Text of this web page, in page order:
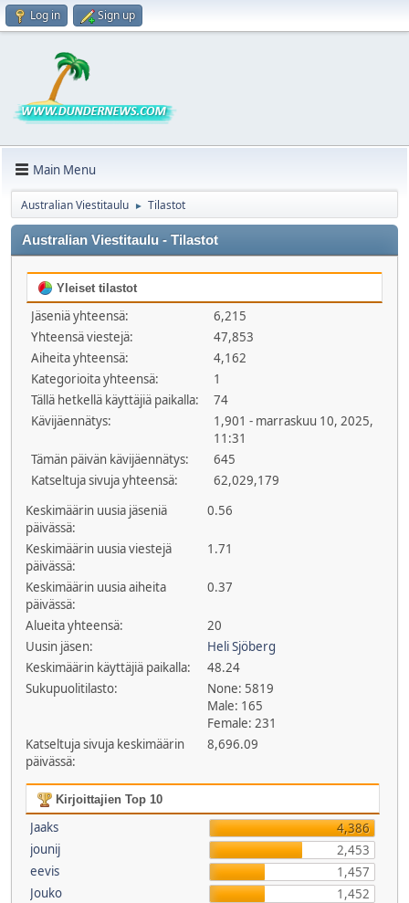
Log in Sign up
Main Menu
Australian Viestitaulu ► Tilastot
Australian Viestitaulu - Tilastot
Yleiset tilastot
Jäseniä yhteensä:
6,215
Yhteensä viestejä:
47,853
Aiheita yhteensä:
4,162
Kategorioita yhteensä:
1
Tällä hetkellä käyttäjiä paikalla:
74
Kävijäennätys:
1,901 - marraskuu 10, 2025,
11:31
Tämän päivän kävijäennätys:
645
Katseltuja sivuja yhteensä:
62,029,179
Keskimäärin uusia jäseniä
päivässä:
0.56
Keskimäärin uusia viestejä
päivässä:
1.71
Keskimäärin uusia aiheita
päivässä:
0.37
Alueita yhteensä:
20
Uusin jäsen:
Heli Sjöberg
Keskimäärin käyttäjiä paikalla:
48.24
Sukupuolitilasto:
None: 5819
Male: 165
Female: 231
Katseltuja sivuja keskimäärin
päivässä:
8,696.09
Kirjoittajien Top 10
Jaaks
4,386
jounij
2,453
eevis
1,457
Jouko
1,452